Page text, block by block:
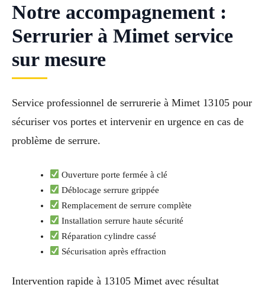
Notre accompagnement :
Serrurier à Mimet service
sur mesure
Service professionnel de serrurerie à Mimet 13105 pour
sécuriser vos portes et intervenir en urgence en cas de
problème de serrure.
Ouverture porte fermée à clé
Déblocage serrure grippée
Remplacement de serrure complète
Installation serrure haute sécurité
Réparation cylindre cassé
Sécurisation après effraction
Intervention rapide à 13105 Mimet avec résultat